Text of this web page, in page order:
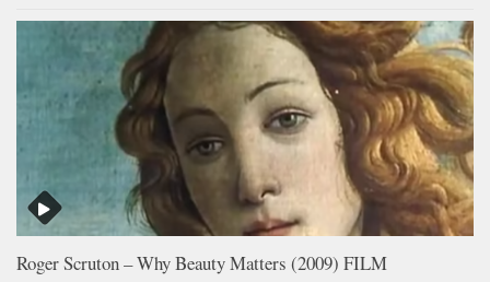
Roger Scruton – Why Beauty Matters (2009) FILM